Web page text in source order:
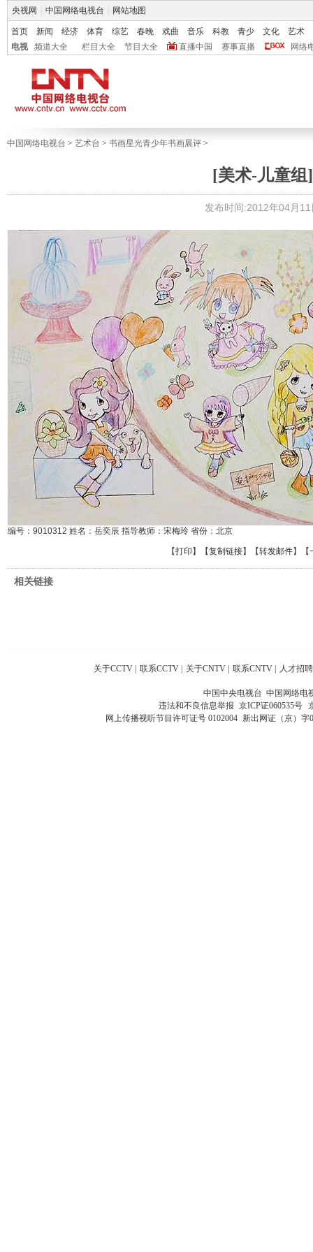
央视网 中国网络电视台 网站地图
首页 新闻 经济 体育 综艺 春晚 戏曲 音乐 科教 青少 文化
艺术
电视
频道大全 栏目大全 节目大全 直播中国 赛事直播 网络
中国网络电视台 > 艺术台 > 书画星光青少年书画展评 >
[美术-儿童组
发布时间:2012年04月
编号：9010312 姓名：岳奕辰 指导教师：宋梅玲 省份：北京
【打印 】【复制链接】【转发邮件】
相关链接
关于CCTV 联系CCTV 关于CNTV 联系CNTV 人才招聘
中国中央电视台 中国网络电
违法和不良信息举报 京ICP证060535号
网上传播视听节目许可证号 0102004 新出网证（京）